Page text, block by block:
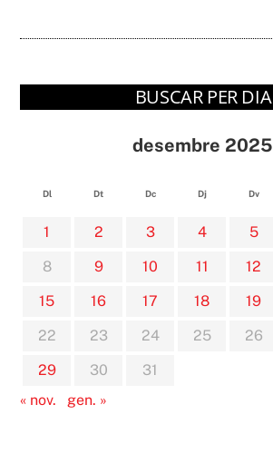
BUSCAR PER DIA
desembre 2025
Dl Dt Dc Dj Dv
1 2 3 4 5
8
9 10 11 12
15
16 17 18 19
22
23 24 25 26
29
30
31
« nov.
gen. »